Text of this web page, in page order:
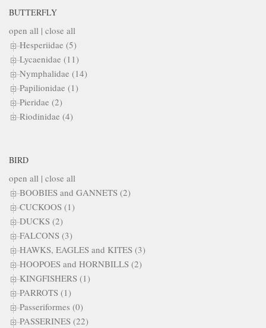
BUTTERFLY
open all | close all
Hesperiidae (5)
Lycaenidae (11)
Nymphalidae (14)
Papilionidae (1)
Pieridae (2)
Riodinidae (4)
BIRD
open all | close all
BOOBIES and GANNETS (2)
CUCKOOS (1)
DUCKS (2)
FALCONS (3)
HAWKS, EAGLES and KITES (3)
HOOPOES and HORNBILLS (2)
KINGFISHERS (1)
PARROTS (1)
Passeriformes (0)
PASSERINES (22)